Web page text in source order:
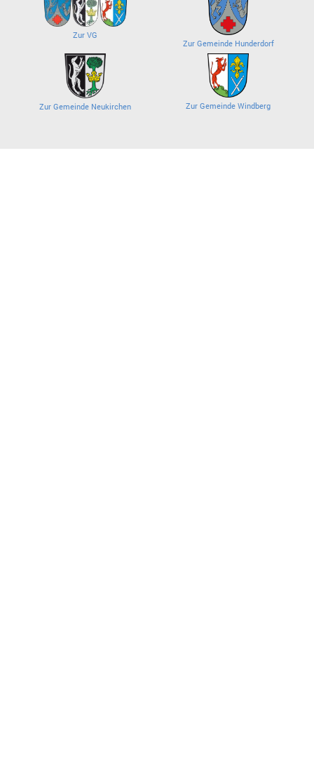
Zur VG
Zur Gemeinde Hunderdorf
Zur Gemeinde Neukirchen Zur Gemeinde Windberg